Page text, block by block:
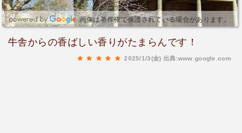
画像は著作権で保護されている場合があります。
牛舎からの香ばしい香りがたまらんです！
2025/1/3(金) 出典:www.google.com